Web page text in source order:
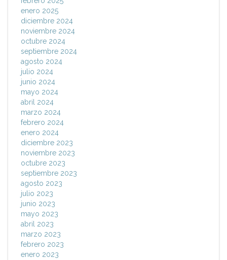
enero 2025
diciembre 2024
noviembre 2024
octubre 2024
septiembre 2024
agosto 2024
julio 2024
junio 2024
mayo 2024
abril 2024
marzo 2024
febrero 2024
enero 2024
diciembre 2023
noviembre 2023
octubre 2023
septiembre 2023
agosto 2023
julio 2023
junio 2023
mayo 2023
abril 2023
marzo 2023
febrero 2023
enero 2023